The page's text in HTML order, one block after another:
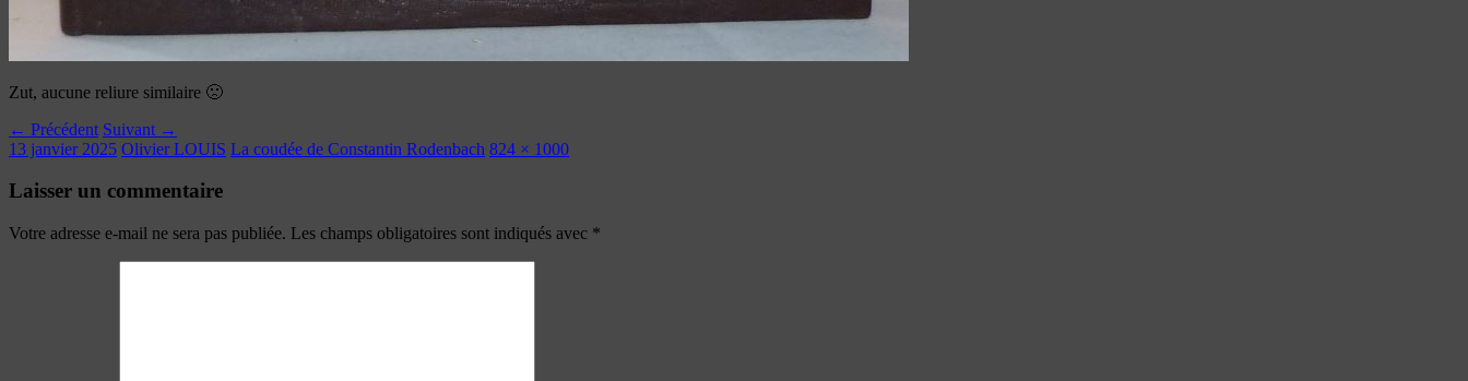
Zut, aucune reliure similaire 🙁
← Précédent Suivant →
13 janvier 2025 Olivier LOUIS La coudée de Constantin Rodenbach 824 × 1000
Laisser un commentaire
Votre adresse e-mail ne sera pas publiée. Les champs obligatoires sont indiqués avec *